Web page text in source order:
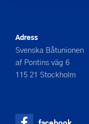
Adress
Svenska Båtunionen
af Pontins väg 6
115 21 Stockholm